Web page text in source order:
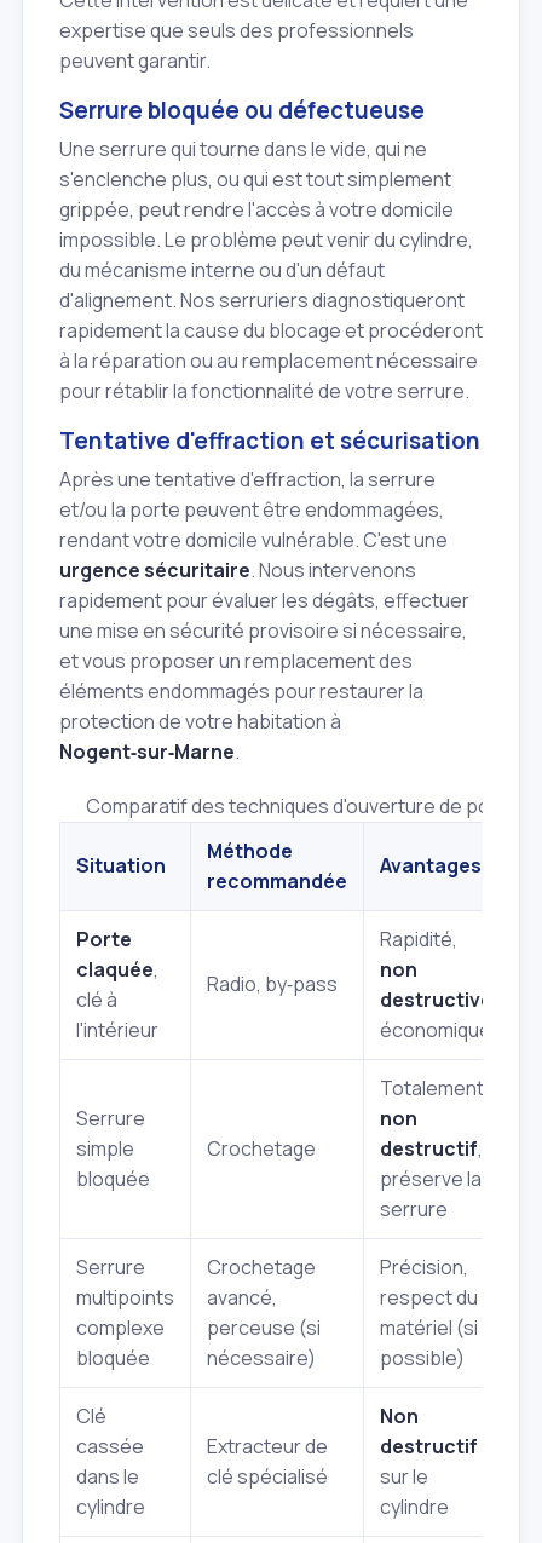
expertise que seuls des professionnels
peuvent garantir.
Serrure bloquée ou défectueuse
Une serrure qui tourne dans le vide, qui ne
s'enclenche plus, ou qui est tout simplement
grippée, peut rendre l'accès à votre domicile
impossible. Le problème peut venir du cylindre,
du mécanisme interne ou d'un défaut
d'alignement. Nos serruriers diagnostiqueront
rapidement la cause du blocage et procéderont
à la réparation ou au remplacement nécessaire
pour rétablir la fonctionnalité de votre serrure.
Tentative d'effraction et sécurisation
Après une tentative d'effraction, la serrure
et/ou la porte peuvent être endommagées,
rendant votre domicile vulnérable. C'est une
urgence sécuritaire. Nous intervenons
rapidement pour évaluer les dégâts, effectuer
une mise en sécurité provisoire si nécessaire,
et vous proposer un remplacement des
éléments endommagés pour restaurer la
protection de votre habitation à
Nogent‑sur‑Marne.
Comparatif des techniques d'ouverture de porte
Situation
Méthode
recommandée
Avantages
Porte
claquée,
clé à
l'intérieur
Radio, by‑pass
Rapidité,
non
destructive
économique
Serrure
simple
bloquée
Crochetage
Totalement
non
destructif,
préserve la
serrure
Serrure
multipoints
complexe
bloquée
Crochetage
avancé,
perceuse (si
nécessaire)
Précision,
respect du
matériel (si
possible)
Clé
cassée
dans le
cylindre
Extracteur de
clé spécialisé
Non
destructif
sur le
cylindre